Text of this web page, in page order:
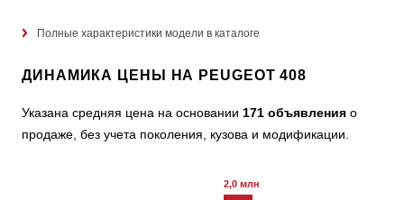
Полные характеристики модели в каталоге
ДИНАМИКА ЦЕНЫ НА PEUGEOT 408
Указана средняя цена на основании 171 объявления о
продаже, без учета поколения, кузова и модификации.
2,0 млн